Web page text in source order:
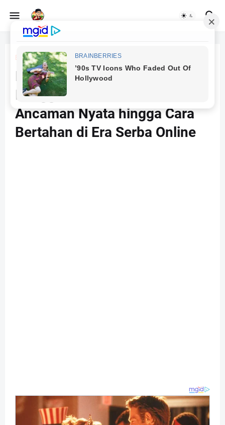
Beranda edukasi
Keamanan Data Digital untuk
Pengguna Internet: Dari
Ancaman Nyata hingga Cara
Bertahan di Era Serba Online